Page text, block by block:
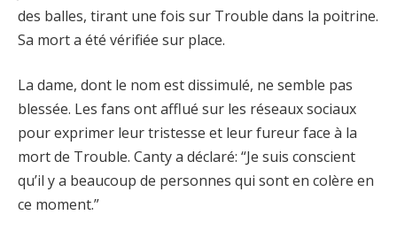
des balles, tirant une fois sur Trouble dans la poitrine.
Sa mort a été vérifiée sur place.
La dame, dont le nom est dissimulé, ne semble pas
blessée. Les fans ont afflué sur les réseaux sociaux
pour exprimer leur tristesse et leur fureur face à la
mort de Trouble. Canty a déclaré: “Je suis conscient
qu’il y a beaucoup de personnes qui sont en colère en
ce moment.”